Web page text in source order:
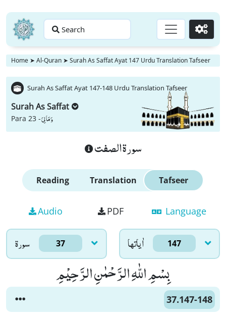
Search Go
Home ➤ Al-Quran ➤ Surah As Saffat Ayat 147 Urdu Translation Tafseer
Surah As Saffat Ayat 147-148 Urdu Translation Tafseer
Surah As Saffat
Para 23 -وَ مَا لِیَ
سورة الصفت
Reading Translation Tafseer
Audio PDF Language
سورۃ 37 اٰياتها 147
بِسْمِ اللّٰهِ الرَّحْمٰنِ الرَّحِیْمِ
37.147-148